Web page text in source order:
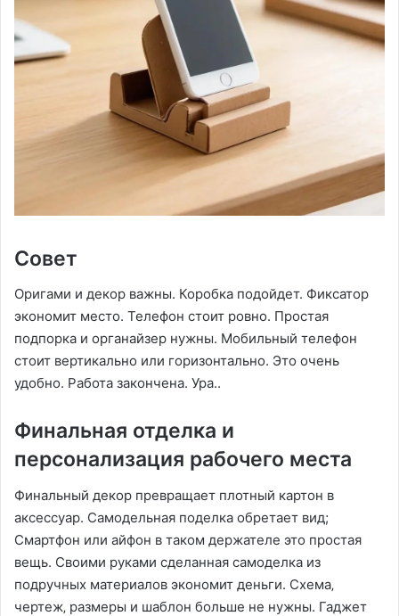
Совет
Оригами и декор важны. Коробка подойдет. Фиксатор
экономит место. Телефон стоит ровно. Простая
подпорка и органайзер нужны. Мобильный телефон
стоит вертикально или горизонтально. Это очень
удобно. Работа закончена. Ура..
Финальная отделка и
персонализация рабочего места
Финальный декор превращает плотный картон в
аксессуар. Самодельная поделка обретает вид;
Смартфон или айфон в таком держателе это простая
вещь. Своими руками сделанная самоделка из
подручных материалов экономит деньги. Схема‚
чертеж‚ размеры и шаблон больше не нужны. Гаджет